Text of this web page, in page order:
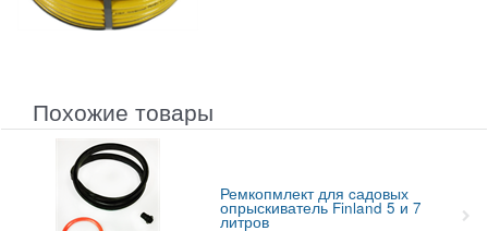
Похожие товары
Ремкопмлект для cадовых
опрыскиватель Finland 5 и 7
литров